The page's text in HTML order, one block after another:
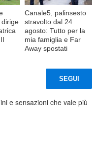
dirige
Canale5, palinsesto
stravolto dal 24
agosto: Tutto per la
mia famiglia e Far
Away spostati
SEGUI
e sensazioni che vale più